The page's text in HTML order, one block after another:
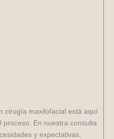
cirugía maxilofacial está aquí
En nuestra consulta
y expectativas,